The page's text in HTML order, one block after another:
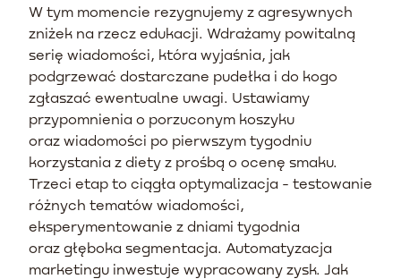
W tym momencie rezygnujemy z agresywnych
zniżek na rzecz edukacji. Wdrażamy powitalną
serię wiadomości, która wyjaśnia, jak
podgrzewać dostarczane pudełka i do kogo
zgłaszać ewentualne uwagi. Ustawiamy
przypomnienia o porzuconym koszyku
oraz wiadomości po pierwszym tygodniu
korzystania z diety z prośbą o ocenę smaku.
Trzeci etap to ciągła optymalizacja - testowanie
różnych tematów wiadomości,
eksperymentowanie z dniami tygodnia
oraz głęboka segmentacja. Automatyzacja
marketingu inwestuje wypracowany zysk. Jak